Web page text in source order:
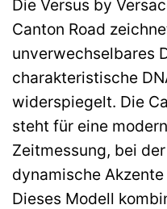
Die Versus by
Canton Road
unverwechselbares
charakteristische
widerspiegelt. Die
steht für eine
Zeitmessung, bei
dynamische
Dieses Modell